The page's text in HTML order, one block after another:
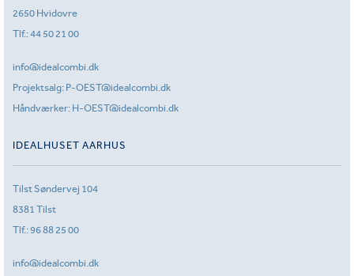
2650 Hvidovre
Tlf.:44 50 21 00
info@idealcombi.dk
Projektsalg: P-OEST@idealcombi.dk
Håndværker: H-OEST@idealcombi.dk
IDEALHUSET AARHUS
Tilst Søndervej 104
8381 Tilst
Tlf.:96 88 25 00
info@idealcombi.dk